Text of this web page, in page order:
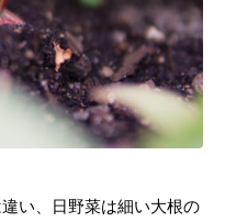
い、日野菜は細い大根の